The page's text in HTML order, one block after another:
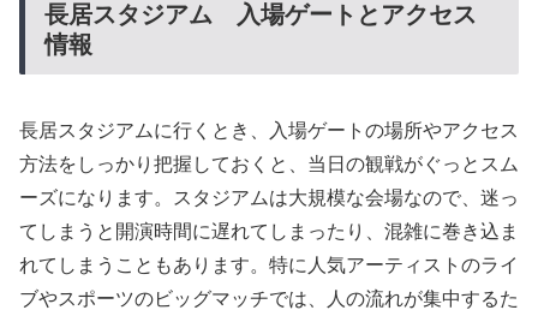
長居スタジアム 入場ゲートとアクセス
情報
長居スタジアムに行くとき、入場ゲートの場所やアクセス
方法をしっかり把握しておくと、当日の観戦がぐっとスム
ーズになります。スタジアムは大規模な会場なので、迷っ
てしまうと開演時間に遅れてしまったり、混雑に巻き込ま
れてしまうこともあります。特に人気アーティストのライ
ブやスポーツのビッグマッチでは、人の流れが集中するた